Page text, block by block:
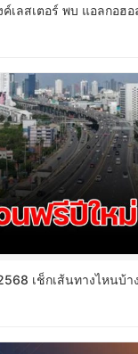
เลสเตอร์ พบ แอลกอฮ
เช็กเส้นทางไหนบ้า